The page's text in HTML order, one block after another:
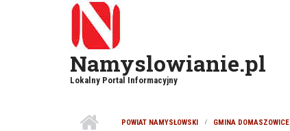
Namyslowianie.pl
Lokalny Portal Informacyjny
POWIAT NAMYSŁOWSKI GMINA DOMASZOWICE